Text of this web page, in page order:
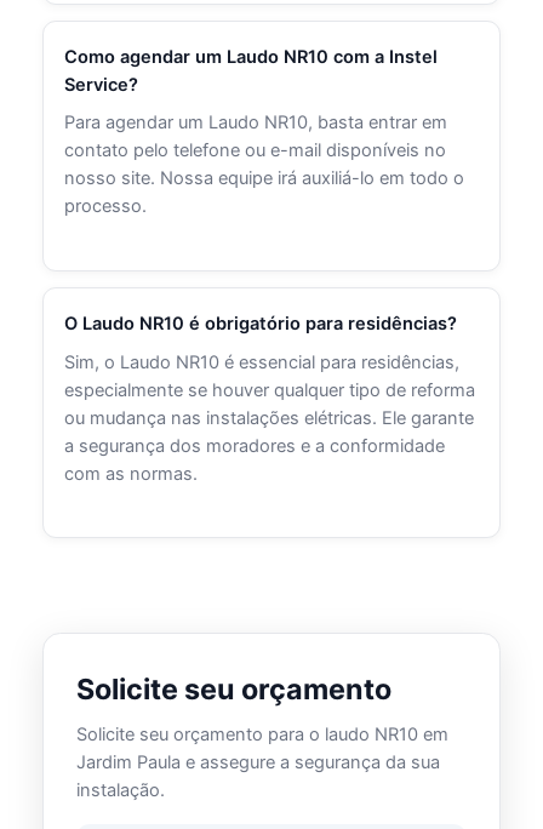
Como agendar um Laudo NR10 com a Instel
Service?
Para agendar um Laudo NR10, basta entrar em
contato pelo telefone ou e-mail disponíveis no
nosso site. Nossa equipe irá auxiliá-lo em todo o
processo.
O Laudo NR10 é obrigatório para residências?
Sim, o Laudo NR10 é essencial para residências,
especialmente se houver qualquer tipo de reforma
ou mudança nas instalações elétricas. Ele garante
a segurança dos moradores e a conformidade
com as normas.
Solicite seu orçamento
Solicite seu orçamento para o laudo NR10 em
Jardim Paula e assegure a segurança da sua
instalação.